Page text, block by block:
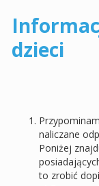
dzieci
naliczane
Poniżej
to zrobić